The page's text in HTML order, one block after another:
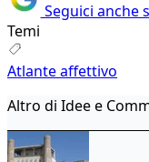
Seguici anche
Temi
Atlante affettivo
Altro di Idee e